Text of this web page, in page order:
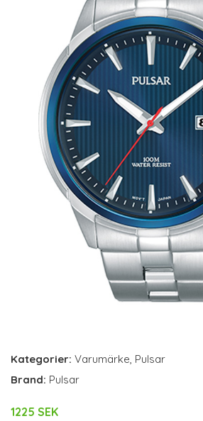
Kategorier: Varumärke, Pulsar
Brand: Pulsar
1225 SEK